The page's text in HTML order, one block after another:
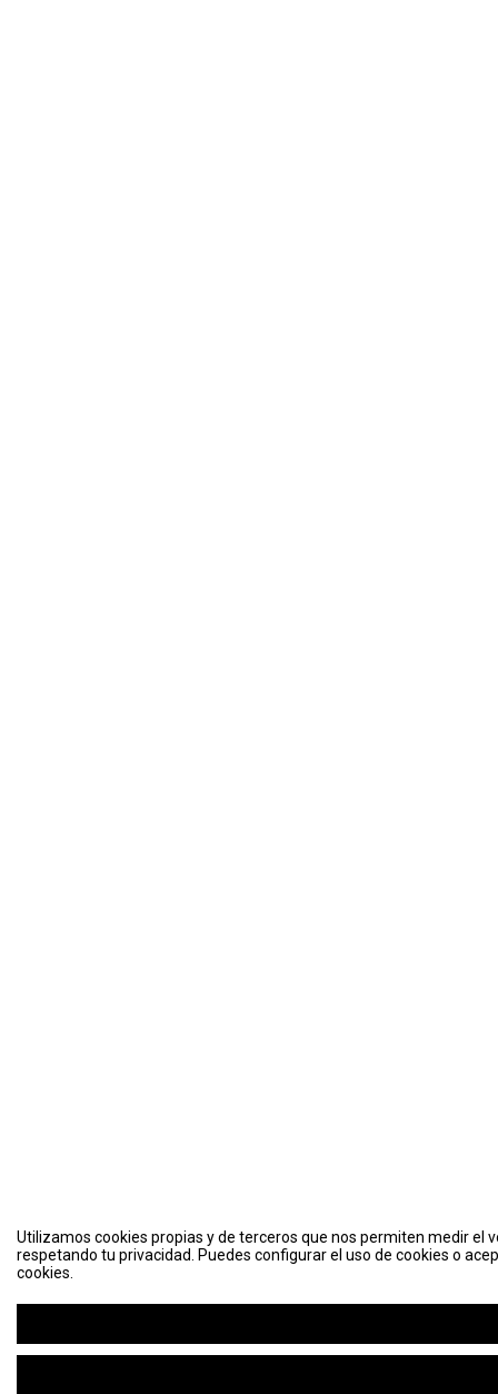
Utilizamos cookies propias y de terceros que nos permiten medir el
respetando tu privacidad. Puedes configurar el uso de cookies o
cookies.